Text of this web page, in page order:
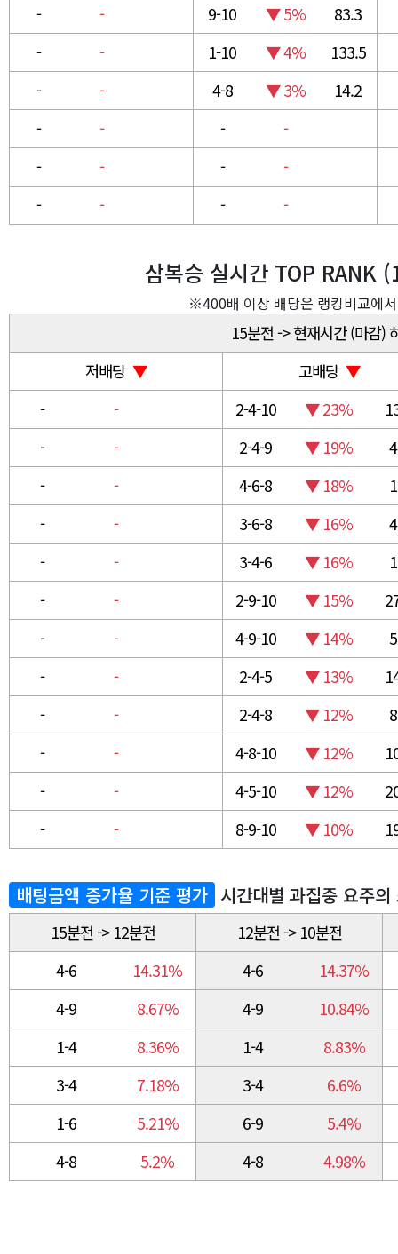
-
- 9-10 ▼ 5%
83.3
-
- 1-10 ▼ 4%
133.5
-
- 4-8 ▼ 3%
14.2
-
- -
-
-
- -
-
-
- - -
삼복승 실시간 TOP RANK
※400배 이상 배당은 랭킹비교에
15분전 -> 현재시간 (마감)
저배당 ▼ 고배당 ▼
-
- 2-4-10 ▼ 23%
-
- 2-4-9 ▼ 19%
-
- 4-6-8 ▼ 18%
-
- 3-6-8 ▼ 16%
-
- 3-4-6 ▼ 16%
-
- 2-9-10 ▼ 15%
-
- 4-9-10 ▼ 14%
-
- 2-4-5 ▼ 13%
-
- 2-4-8 ▼ 12%
-
- 4-8-10 ▼ 12%
-
- 4-5-10 ▼ 12%
-
- 8-9-10 ▼ 10%
배팅금액 증가율 기준 평가 시간대별 과집중 요주의
15분전 -> 12분전
12분전 -> 10분전
4-6
14.31% 4-6
14.37%
4-9
8.67% 4-9
10.84%
1-4
8.36% 1-4
8.83%
3-4
7.18% 3-4
6.6%
1-6
5.21% 6-9
5.4%
4-8
5.2% 4-8 4.98%